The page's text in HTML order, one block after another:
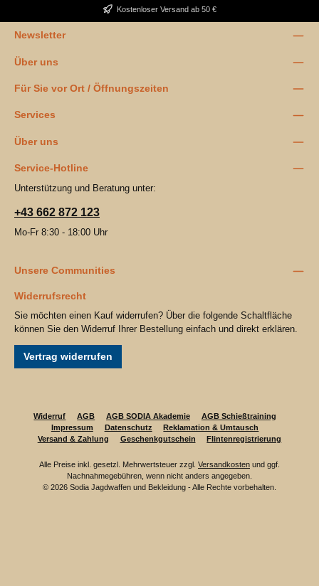
Kostenloser Versand ab 50 €
Newsletter
Über uns
Für Sie vor Ort / Öffnungszeiten
Services
Über uns
Service-Hotline
Unterstützung und Beratung unter:
+43 662 872 123
Mo-Fr 8:30 - 18:00 Uhr
Unsere Communities
Widerrufsrecht
Sie möchten einen Kauf widerrufen? Über die folgende Schaltfläche
können Sie den Widerruf Ihrer Bestellung einfach und direkt erklären.
Vertrag widerrufen
Widerruf AGB AGB SODIA Akademie
AGB Schießtraining
Impressum
Datenschutz
Reklamation & Umtausch
Versand & Zahlung
Geschenkgutschein Flintenregistrierung
Alle Preise inkl. gesetzl. Mehrwertsteuer zzgl. Versandkosten und ggf.
Nachnahmegebühren, wenn nicht anders angegeben.
© 2026 Sodia Jagdwaffen und Bekleidung - Alle Rechte vorbehalten.